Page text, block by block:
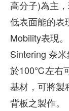
高分子)為主
低表面能的表
Mobility表現
Sintering 奈
於100℃左右
基材，可將
背板之製作。